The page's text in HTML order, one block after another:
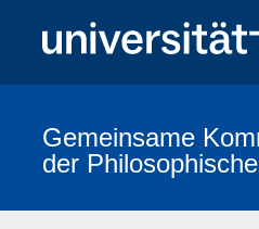
Gemeinsame
der